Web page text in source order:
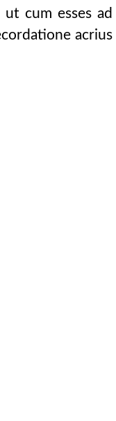
quinqu
cum esses ad
acrius